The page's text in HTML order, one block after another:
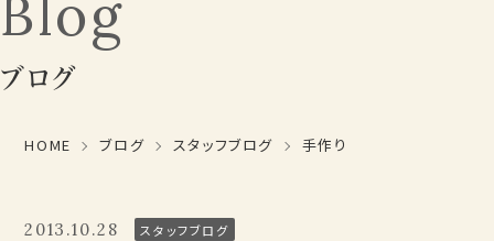
Blog
ブログ
HOME ブログ スタッフブログ 手作り
2013.10.28 スタッフブログ